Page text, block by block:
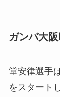
ガンバ大
堂安律選手
をスタート